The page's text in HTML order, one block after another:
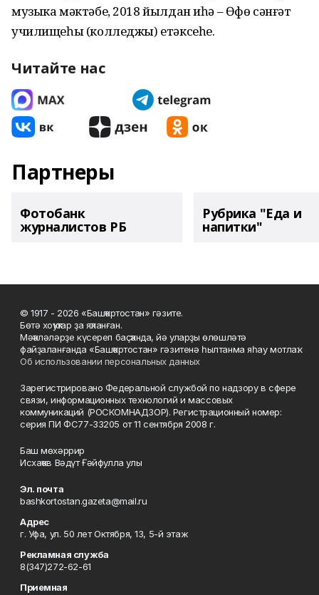
музыка мәктәбе, 2018 йылдан иһә – Өфө сәнғәт
училищеһы (колледжы) етәксеһе.
Читайте нас
Партнеры
Фотобанк
журналистов РБ
Рубрика "Еда и
напитки"
© 1917 - 2026 «Башҡортостан» гәзите.
Бөтә хоҡуҡтар ҙа яҡланған.
Мәҡәләләрҙе күсереп баҫҡанда, йә уларҙы өлөшләтә
файҙаланғанда «Башҡортостан» гәзитенә һылтанма яһау мотлаҡ.
Об использовании персональных данных
Зарегистрировано Федеральной службой по надзору в сфере
связи, информационных технологий и массовых
коммуникаций (РОСКОМНАДЗОР). Регистрационный номер:
серия ПИ ФС77-33205 от 11 сентября 2008 г.
Баш мөхәррир
Исхаҡов Вәдүт Ғәйфулла улы
Эл. почта
bashkortostan.gazeta@mail.ru
Адрес
г. Уфа, ул. 50 лет Октября, 13, 5-й этаж
Рекламная служба
8(347)272-62-61
Приемная